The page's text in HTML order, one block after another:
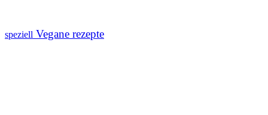
speziell Vegane rezepte